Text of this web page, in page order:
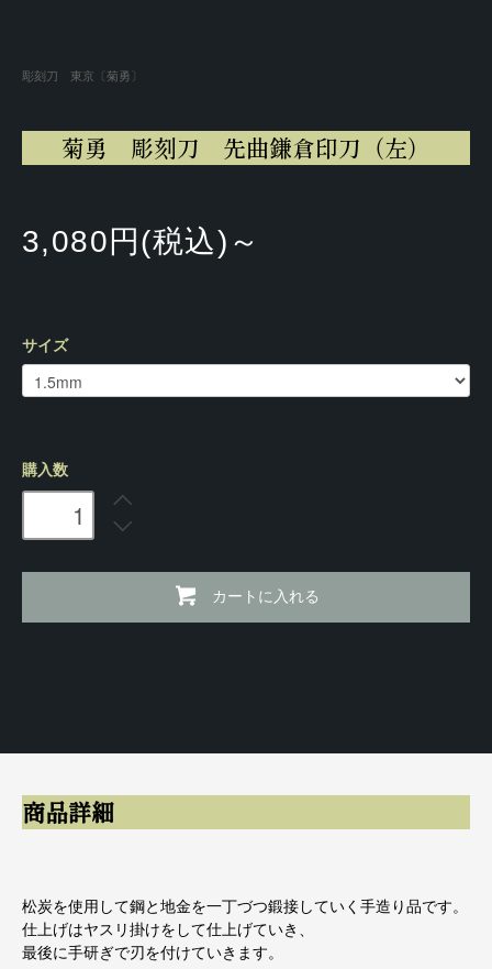
彫刻刀 東京〔菊勇〕
菊勇 彫刻刀 先曲鎌倉印刀（左）
3,080円(税込)～
サイズ
購入数
カートに入れる
商品詳細
松炭を使用して鋼と地金を一丁づつ鍛接していく手造り品です。
仕上げはヤスリ掛けをして仕上げていき、
最後に手研ぎで刃を付けていきます。